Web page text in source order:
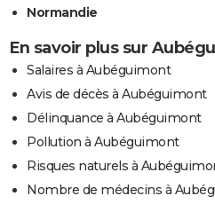
Normandie
En savoir plus sur
Salaires à Aubéguimont
Avis de décès à Aubéguimont
Délinquance à Aubéguimont
Pollution à Aubéguimont
Risques naturels à
Nombre de médecins à